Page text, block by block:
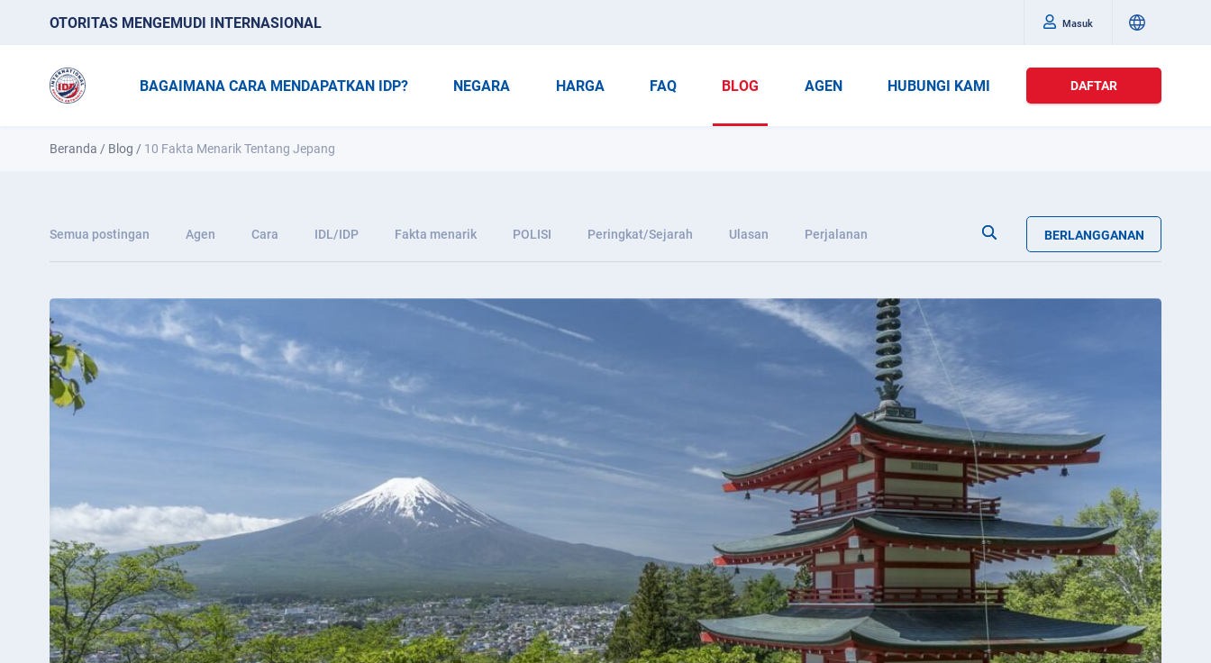
OTORITAS MENGEMUDI INTERNASIONAL Masuk
BAGAIMANA CARA MENDAPATKAN IDP? NEGARA HARGA FAQ BLOG AGEN HUBUNGI KAMI DAFTAR
Beranda / Blog / 10 Fakta Menarik Tentang Jepang
Semua postingan Agen Cara IDL/IDP Fakta menarik POLISI Peringkat/Sejarah Ulasan Perjalanan BERLANGGANAN